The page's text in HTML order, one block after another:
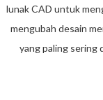
lunak CAD untuk
mengubah desain
yang paling sering